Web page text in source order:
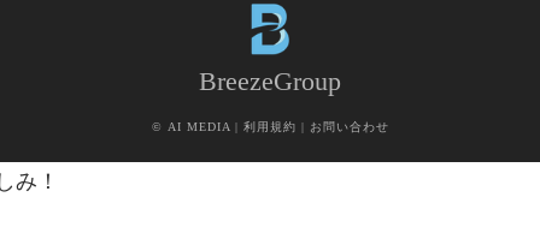
BreezeGroup
© AI MEDIA| 利用規約 お問い合わせ
み！